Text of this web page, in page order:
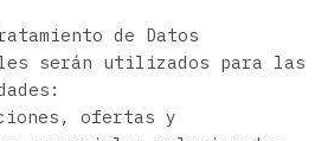
de Datos
serán utilizados para las
ofertas y